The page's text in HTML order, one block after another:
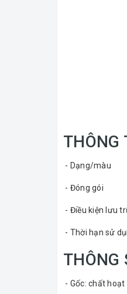
THÔNG
- Dạng/màu
- Đóng gói :
- Điều kiện lưu
- Thời hạn sử
THÔNG
- Gốc: chất